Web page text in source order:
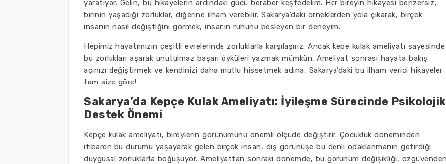
yaratıyor. Gelin, bu hikayelerin ardındaki gücü beraber keşfedelim. Her bireyin hikayesi benzersiz;
birinin yaşadığı zorluklar, diğerine ilham verebilir. Sakarya'daki örneklerden yola çıkarak, birçok
insanın nasıl değiştiğini görmek, insanın ruhunu besleyen bir deneyim.
Hepimiz hayatımızın çeşitli evrelerinde zorluklarla karşılaşırız. Ancak kepe kulak ameliyatı sayesinde
bu zorlukları aşarak unutulmaz başarı öyküleri yazmak mümkün. Ameliyat sonrası hayata bakış
açınızı değiştirmek ve kendinizi daha mutlu hissetmek adına, Sakarya’daki bu ilham verici hikayeler
tam size göre!
Sakarya’da Kepçe Kulak Ameliyatı: İyileşme Sürecinde Psikolojik
Destek Önemi
Kepçe kulak ameliyatı, bireylerin görünümünü önemli ölçüde değiştirir. Çocukluk döneminden
itibaren bu durumu yaşayarak gelen birçok insan, dış görünüşe bu denli odaklanmanın getirdiği
duygusal zorluklarla boğuşuyor. Ameliyattan sonraki dönemde, bu görünüm değişikliği,